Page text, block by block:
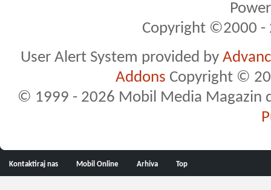
Copyright ©2000 -
User Alert System provided by
Addons Copyright ©
© 1999 - 2026 Mobil Media Magazin
Kontaktiraj nas Mobil Online Arhiva Top